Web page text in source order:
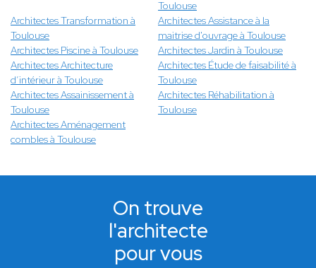
Toulouse
Architectes Transformation à
Toulouse
Architectes Assistance à la
maitrise d'ouvrage à Toulouse
Architectes Piscine à Toulouse
Architectes Jardin à Toulouse
Architectes Architecture
d’intérieur à Toulouse
Architectes Étude de faisabilité à
Toulouse
Architectes Assainissement à
Toulouse
Architectes Réhabilitation à
Toulouse
Architectes Aménagement
combles à Toulouse
On trouve
l'architecte
pour vous